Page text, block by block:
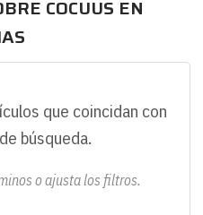
COCUUS EN
que coincidan con
búsqueda.
o ajusta los filtros.